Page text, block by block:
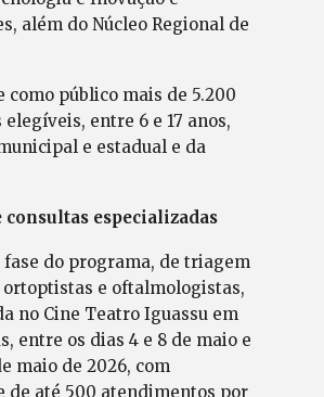
além do Núcleo Regional de
como público mais de 5.200
entre 6 e 17 anos,
e estadual e da
especializadas
do programa, de triagem
e oftalmologistas,
no Cine Teatro Iguassu em
entre os dias 4 e 8 de maio e
maio de 2026, com
de até 500 atendimentos por